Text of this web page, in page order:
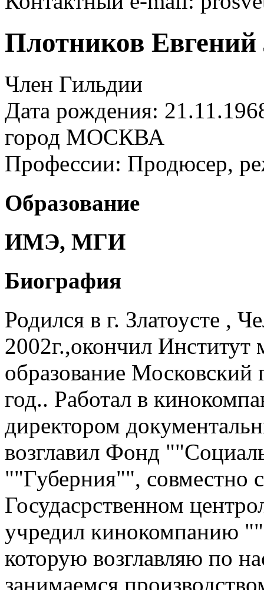
Плотников
Член Гильдии
Дата рождения:
город МОСКВА
Профессии: Продюсер,
Образование
ИМЭ, МГИ
Биография
Родился в г. Златоусте ,
2002г.,окончил
образование
год.. Работал в
директором
возглавил Фонд
""Губерния"", совместно
Госудасрственном
учредил кинокомпанию
которую возглавляю по
занимаемся